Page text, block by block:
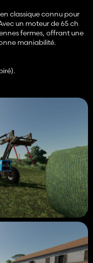
classique connu pour
un moteur de 65 ch
fermes, offrant une
maniabilité.
diverses outils
avec une cabine
les tâches de transport